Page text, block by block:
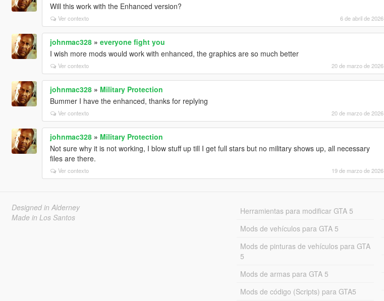
Will this work with the Enhanced version?
Ver contexto 6 de abril de 2026
johnmac328» everyone fight you
I wish more mods would work with enhanced, the graphics are so much better
Ver contexto 20 de marzo de 2026
johnmac328» Military Protection
Bummer I have the enhanced, thanks for replying
Ver contexto 20 de marzo de 2026
johnmac328» Military Protection
Not sure why it is not working, I blow stuff up till I get full stars but no military shows up, all necessary
files are there.
Ver contexto 19 de marzo de 2026
Designed in Alderney
Made in Los Santos
Herramientas para modificar GTA 5
Mods de vehículos para GTA 5
Mods de pinturas de vehículos para GTA
5
Mods de armas para GTA 5
Mods de código (Scripts) para GTA5